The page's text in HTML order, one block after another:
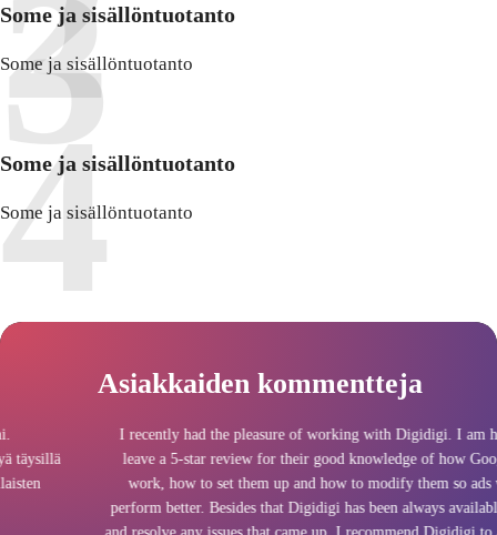
Some ja sisällöntuotanto
Some ja sisällöntuotanto
Some ja sisällöntuotanto
Some ja sisällöntuotanto
Asiakkaiden kommentteja
I recently had the pleasure of working with Digidigi. I am happy to
leave a 5-star review for their good knowledge of how Google ads
work, how to set them up and how to modify them so ads would
perform better. Besides that Digidigi has been always available to help
and resolve any issues that came up. I recommend Digidigi to anyone in